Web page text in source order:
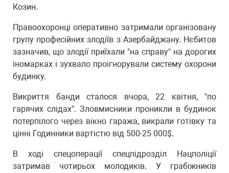
Козин.
Правоохоронці оперативно затримали організовану
групу професійних злодіїв з Азербайджану. Нєбитов
зазначив, що злодії приїхали "на справу" на дорогих
іномарках і зухвало проігнорували систему охорони
будинку.
Викриття банди сталося вчора, 22 квітня, "по
гарячих слідах". Зловмисники проникли в будинок
потерпілого через вікно гаража, викрали готівку та
цінні Годинники вартістю від 500-25 000$.
В ході спецоперації спецпідрозділ Нацполіції
затримав чотирьох молодиків. У грабіжників